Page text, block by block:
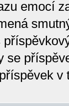
emocí
se
v